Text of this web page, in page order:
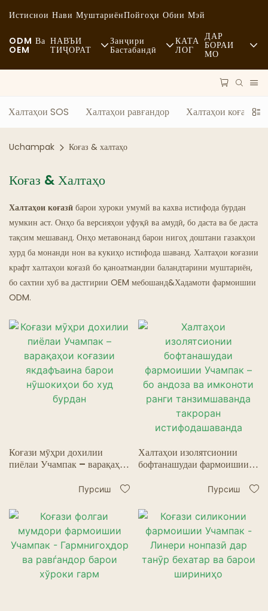
Истиснои Нави МуштариёнПойгоҳи Обии Мэй
ODM Ва
OEM
НАВЪИ
ТИҶОРАТ
Хӯроки Боҳашамат
Буфет
Мошинҳои Боркаши Хӯрокворӣ
Нонвойхона
Қошуқи Равғанӣ
Ресторанҳои Арвоҳӣ
Занҷири
Бастабандӣ
Раванд
КАТА
ЛОГ
ДАР
БОРАИ
МО
Хабарҳо
Ҳолатҳо
Халтаҳои SOS Халтаҳои равғандор Халтаҳои коғазӣ бо
Uchampak Коғаз & халтаҳо
Коғаз & Халтаҳо
Халтаҳои коғазӣ барои хуроки умумй ва кахва истифода бурдан
мумкин аст. Онҳо ба версияҳои уфуқӣ ва амудӣ, бо даста ва бе даста
тақсим мешаванд. Онҳо метавонанд барои нигоҳ доштани газакҳои
хурд ба монанди нон ва кукиҳо истифода шаванд. Халтаҳои коғазии
крафт халтаҳои коғазӣ бо қаноатмандии баландтарини муштариён,
бо сахтии хуб ва дастгирии OEM мебошанд&Хадамоти фармоишии
ODM.
Коғази мӯҳри дохилии
пиёлаи Учампак – варақаҳои
нӯшокиҳои бо худ бурдан
Пурсиш
Халтаҳои изолятсионии
бофтанашудаи фармоишии
истифодашаванда
Пурсиш